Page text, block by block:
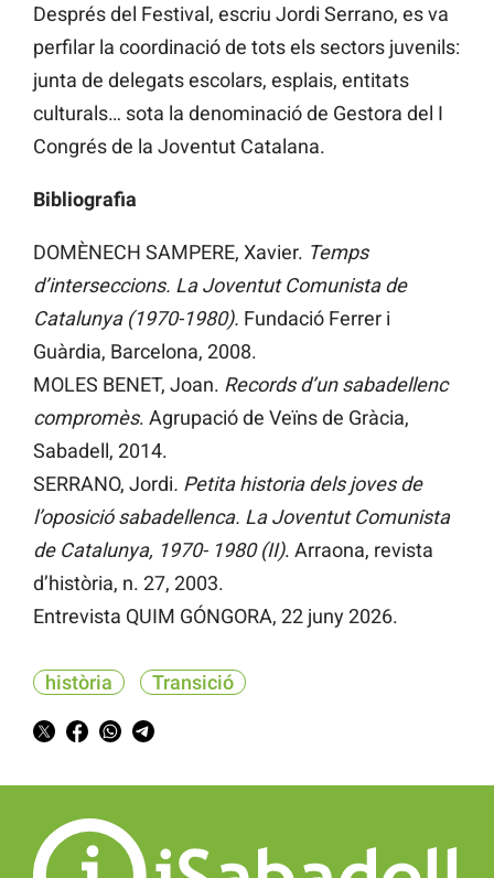
Després del Festival, escriu Jordi Serrano, es va
perfilar la coordinació de tots els sectors juvenils:
junta de delegats escolars, esplais, entitats
culturals… sota la denominació de Gestora del I
Congrés de la Joventut Catalana.
Bibliografia
DOMÈNECH SAMPERE, Xavier. Temps
d’interseccions. La Joventut Comunista de
Catalunya (1970-1980). Fundació Ferrer i
Guàrdia, Barcelona, 2008.
MOLES BENET, Joan. Records d’un sabadellenc
compromès. Agrupació de Veïns de Gràcia,
Sabadell, 2014.
SERRANO, Jordi. Petita historia dels joves de
l’oposició sabadellenca. La Joventut Comunista
de Catalunya, 1970- 1980 (II). Arraona, revista
d’història, n. 27, 2003.
Entrevista QUIM GÓNGORA, 22 juny 2026.
història Transició